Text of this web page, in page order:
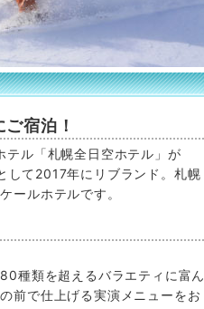
宿泊！
テル「札幌全日空ホテル」が
して2017年にリブランド。札幌
ールホテルです。
種類を超えるバラエティに富ん
前で仕上げる実演メニューをお